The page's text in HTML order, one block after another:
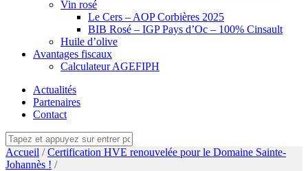
Vin rosé
Le Cers – AOP Corbières 2025
BIB Rosé – IGP Pays d’Oc – 100% Cinsault
Huile d’olive
Avantages fiscaux
Calculateur AGEFIPH
Actualités
Partenaires
Contact
Accueil /Certification HVE renouvelée pour le Domaine Sainte-
Johannès ! /